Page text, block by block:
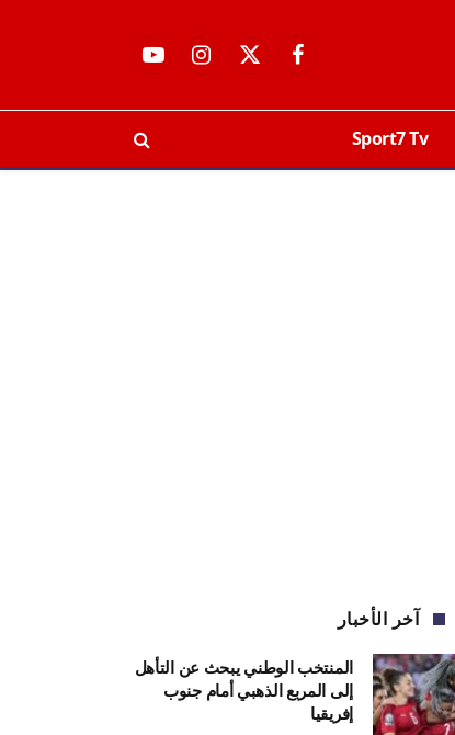
فيسبوكX
الانستغراميوتيوب
Sport7 Tv
آخر الأخبار
المنتخب الوطني يبحث عن التأهل
إلى المربع الذهبي أمام جنوب
إفريقيا